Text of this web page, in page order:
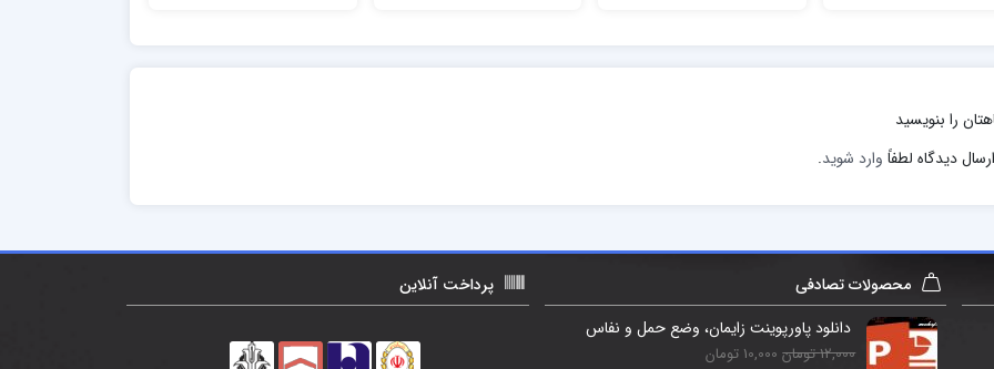
را بنویسید
دیدگاه لطفاً وارد شوید.
محصولات تصادفی
دانلود پاورپوینت زايمان، وضع حمل و نفاس
12,000 تومان 10,000 تومان
پرداخت آنلاین